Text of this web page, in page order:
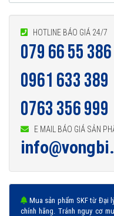
HOTLINE BÁO GIÁ 24/7
079 66 55 386
0961 633 389
0763 356 999
E MAIL BÁO GIÁ SẢN
Mua sản phẩm SKF từ Đại
chính hãng. Tránh nguy cơ